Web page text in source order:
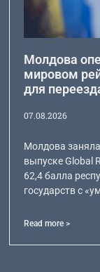
Молдова
мировом
для
07.08.2026
Молдова
выпуске Global
62,4 балла
государств с
Read more >